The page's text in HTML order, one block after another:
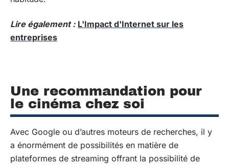
Lire également : L'Impact d'Internet sur les
entreprises
Une recommandation pour
le cinéma chez soi
Avec Google ou d’autres moteurs de recherches, il y
a énormément de possibilités en matière de
plateformes de streaming offrant la possibilité de